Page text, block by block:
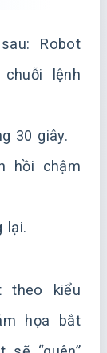
Robot
lệnh
30 giây.
hồi chậm
lại.
theo kiểu
họa bắt